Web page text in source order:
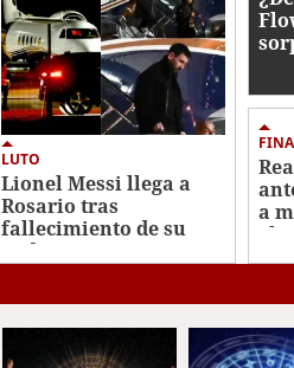
LUTO
Lionel Messi llega a
Rosario tras
fallecimiento de su
padre Jorge
a
el